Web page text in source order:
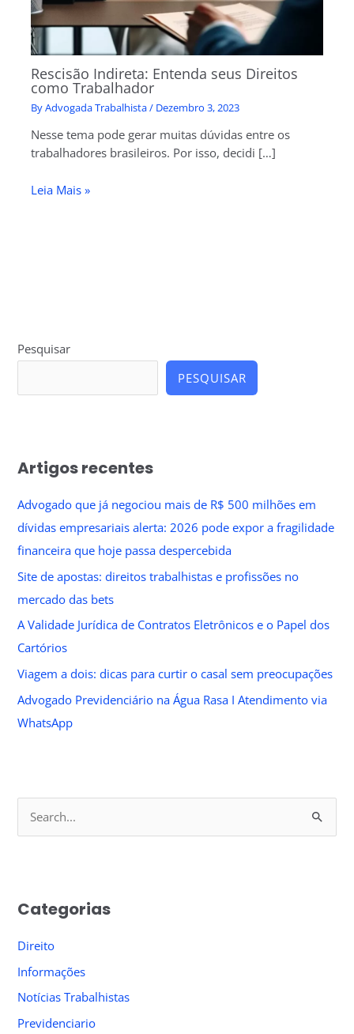
Rescisão Indireta: Entenda seus Direitos
como Trabalhador
ByAdvogada Trabalhista/ Dezembro 3, 2023
Nesse tema pode gerar muitas dúvidas entre os
trabalhadores brasileiros. Por isso, decidi […]
Leia Mais »
Pesquisar
PESQUISAR
Artigos recentes
Advogado que já negociou mais de R$ 500 milhões em
dívidas empresariais alerta: 2026 pode expor a fragilidade
financeira que hoje passa despercebida
Site de apostas: direitos trabalhistas e profissões no
mercado das bets
A Validade Jurídica de Contratos Eletrônicos e o Papel dos
Cartórios
Viagem a dois: dicas para curtir o casal sem preocupações
Advogado Previdenciário na Água Rasa I Atendimento via
WhatsApp
e
c
o
r
:
Categorias
Direito
Informações
Notícias Trabalhistas
Previdenciario